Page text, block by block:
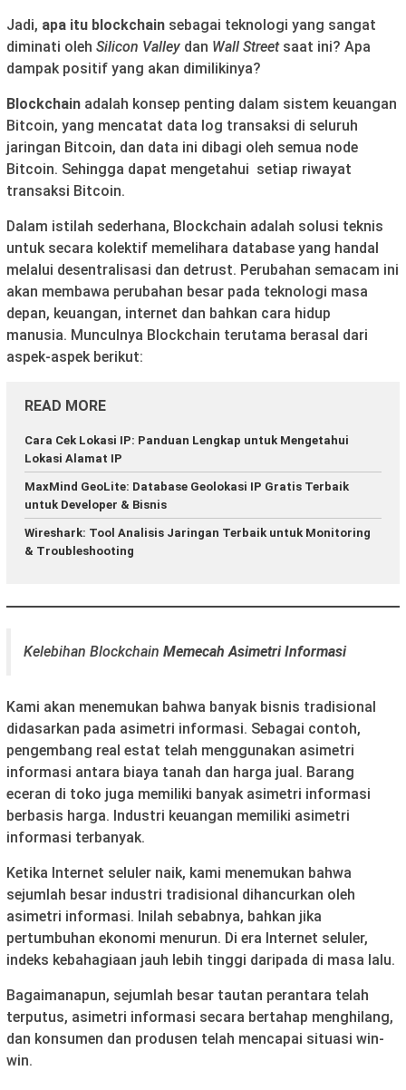
Jadi, apa itu blockchain sebagai teknologi yang sangat
diminati oleh Silicon Valley dan Wall Streetsaat ini? Apa
dampak positif yang akan dimilikinya?
Blockchain adalah konsep penting dalam sistem keuangan
Bitcoin, yang mencatat data log transaksi di seluruh
jaringan Bitcoin, dan data ini dibagi oleh semua node
Bitcoin. Sehingga dapat mengetahui setiap riwayat
transaksi Bitcoin.
Dalam istilah sederhana, Blockchain adalah solusi teknis
untuk secara kolektif memelihara database yang handal
melalui desentralisasi dan detrust. Perubahan semacam ini
akan membawa perubahan besar pada teknologi masa
depan, keuangan, internet dan bahkan cara hidup
manusia. Munculnya Blockchain terutama berasal dari
aspek-aspek berikut:
READ MORE
Cara Cek Lokasi IP: Panduan Lengkap untuk Mengetahui
Lokasi Alamat IP
MaxMind GeoLite: Database Geolokasi IP Gratis Terbaik
untuk Developer & Bisnis
Wireshark: Tool Analisis Jaringan Terbaik untuk Monitoring
& Troubleshooting
Kelebihan Blockchain Memecah Asimetri Informasi
Kami akan menemukan bahwa banyak bisnis tradisional
didasarkan pada asimetri informasi. Sebagai contoh,
pengembang real estat telah menggunakan asimetri
informasi antara biaya tanah dan harga jual. Barang
eceran di toko juga memiliki banyak asimetri informasi
berbasis harga. Industri keuangan memiliki asimetri
informasi terbanyak.
Ketika Internet seluler naik, kami menemukan bahwa
sejumlah besar industri tradisional dihancurkan oleh
asimetri informasi. Inilah sebabnya, bahkan jika
pertumbuhan ekonomi menurun. Di era Internet seluler,
indeks kebahagiaan jauh lebih tinggi daripada di masa lalu.
Bagaimanapun, sejumlah besar tautan perantara telah
terputus, asimetri informasi secara bertahap menghilang,
dan konsumen dan produsen telah mencapai situasi win-
win.